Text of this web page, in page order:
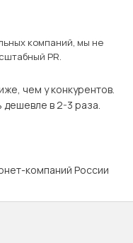
компаний, мы не
PR.
чем у конкурентов.
дешевле в 2-3 раза.
компаний России